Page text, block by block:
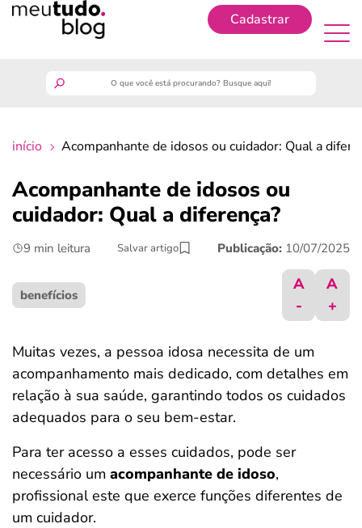
Cadastrar
finanças
benefícios
crédito fácil
ferramentas
início Acompanhante de idosos ou cuidador: Qual a
Acompanhante de idosos ou
cuidador: Qual a diferença?
9 min leitura Salvar artigo Publicação: 10/07/2025
benefícios
A
-
A
+
Muitas vezes, a pessoa idosa necessita de um
acompanhamento mais dedicado, com detalhes em
relação à sua saúde, garantindo todos os cuidados
adequados para o seu bem-estar.
Para ter acesso a esses cuidados, pode ser
necessário um acompanhante de idoso,
profissional este que exerce funções diferentes de
um cuidador.